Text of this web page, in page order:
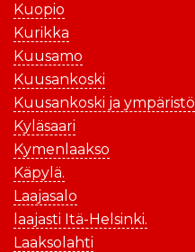
Kuopio
Kurikka
Kuusamo
Kuusankoski
Kuusankoski ja ympäristö
Kyläsaari
Kymenlaakso
Käpylä.
Laajasalo
laajasti Itä-Helsinki.
Laaksolahti